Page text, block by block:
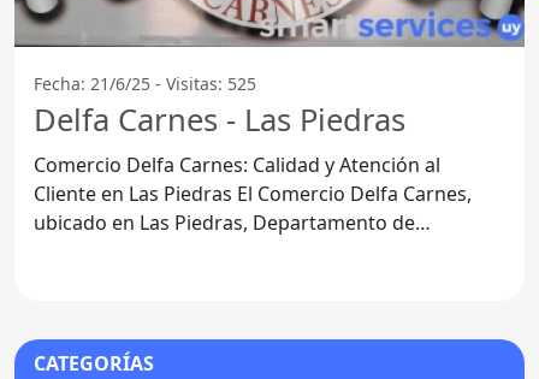
Fecha: 21/6/25 - Visitas: 525
Delfa Carnes - Las Piedras
Comercio Delfa Carnes: Calidad y Atención al
Cliente en Las Piedras El Comercio Delfa Carnes,
ubicado en Las Piedras, Departamento de
CATEGORÍAS